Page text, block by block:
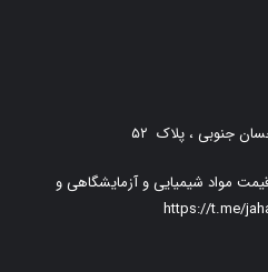
جنوبی ، پلاک ۵۲
مواد شیمیایی و آزمایشگاهی و
https://t.me/